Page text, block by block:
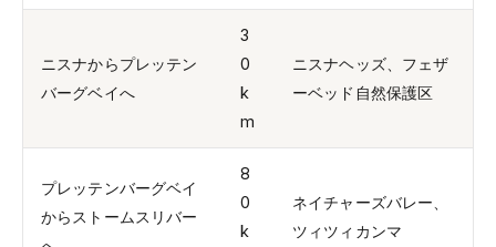
ニスナからプレッテン
バーグベイへ
3
0
k
m
ニスナヘッズ、フェザ
ーベッド自然保護区
プレッテンバーグベイ
からストームスリバー
8
0
k
ネイチャーズバレー、
ツィツィカンマ